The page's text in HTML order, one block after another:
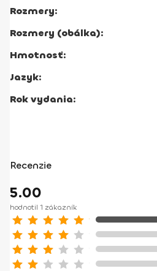
Rozmery: 210 x
Rozmery (obálka):
Hmotnosť:
Jazyk:
Rok vydania:
Recenzie
5.00
hodnotil 1 zákazník